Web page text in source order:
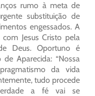
rumo à meta de
substituição de
engessados. A
Jesus Cristo pela
Deus. Oportuno é
Aparecida: “Nossa
da vida
tudo procede
a fé vai se